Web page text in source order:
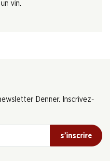
vin.
Denner. Inscrivez-
s’inscrire